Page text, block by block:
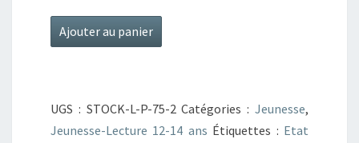
quantité
de
12
ans,
Ajouter au panier
UGS : STOCK-L-P-75-2 Catégories :Jeunesse,
Jeunesse-Lecture 12-14 ans Étiquettes : Etat